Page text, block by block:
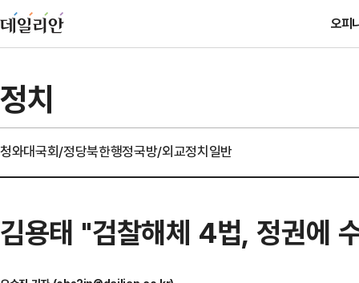
오피
정치
청와대국회/정당북한행정국방/외교정치일반
김용태 "검찰해체 4법, 정권에